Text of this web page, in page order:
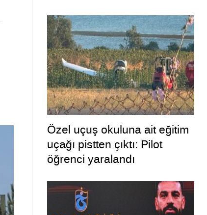
Özel uçuş okuluna ait eğitim
uçağı pistten çıktı: Pilot
öğrenci yaralandı